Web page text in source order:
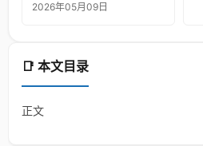
📑 本文目录
正文
2026年05月09日